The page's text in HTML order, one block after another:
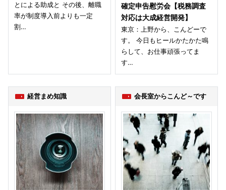
とによる助成と その後、離職
率が制度導入前よりも一定
割…
確定申告慰労会【税務調査
対応は大成経営開発】
東京：上野から、こんどーで
す。 今日もヒールかたかた鳴
らして、お仕事頑張ってま
す…
経営まめ知識 会長室からこんど～です